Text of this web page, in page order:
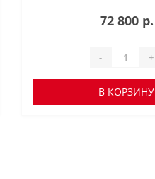
72 800 р.
- +
В КОРЗИНУ